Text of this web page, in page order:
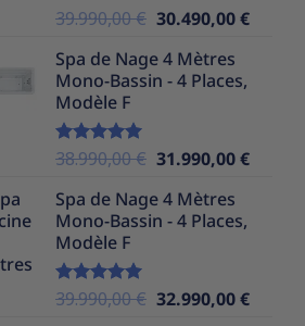
Note5.00
39.990,00€ Le
initial
était :
30.490,00€Le
Spa de Nage 4 Mètres
Mono-Bassin - 4 Places,
Modèle F
Note5.00
38.990,00€ Le
initial
était :
31.990,00€Le
Spa de Nage 4 Mètres
Mono-Bassin - 4 Places,
Modèle F
Note5.00
39.990,00€ Le
32.990,00€Le